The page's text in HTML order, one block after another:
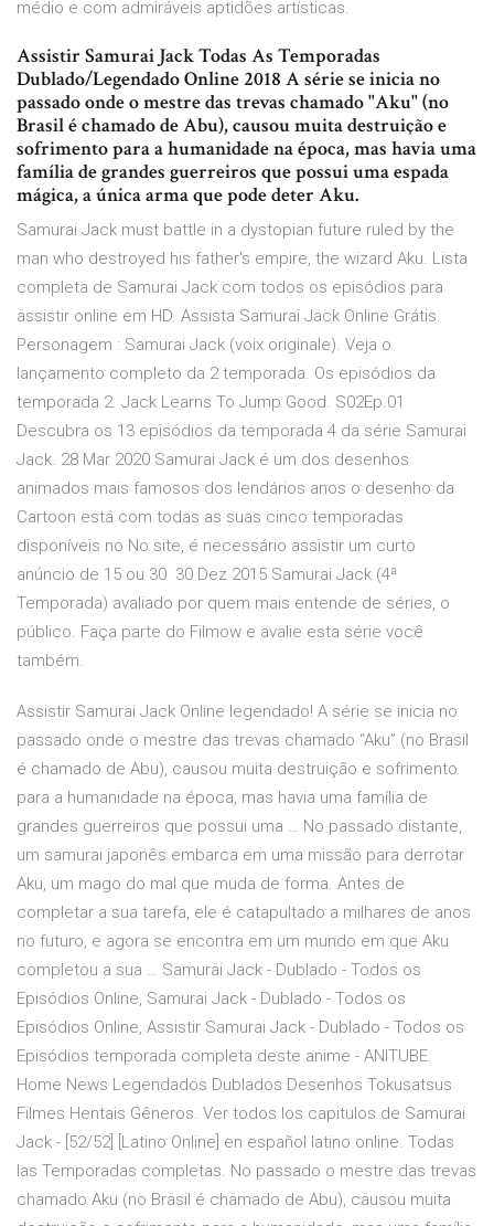
médio e com admiráveis aptidões artísticas.
Assistir Samurai Jack Todas As Temporadas
Dublado/Legendado Online 2018 A série se inicia no
passado onde o mestre das trevas chamado "Aku" (no
Brasil é chamado de Abu), causou muita destruição e
sofrimento para a humanidade na época, mas havia uma
família de grandes guerreiros que possui uma espada
mágica, a única arma que pode deter Aku.
Samurai Jack must battle in a dystopian future ruled by the
man who destroyed his father's empire, the wizard Aku. Lista
completa de Samurai Jack com todos os episódios para
assistir online em HD. Assista Samurai Jack Online Grátis.
Personagem : Samurai Jack (voix originale). Veja o
lançamento completo da 2 temporada. Os episódios da
temporada 2. Jack Learns To Jump Good. S02Ep.01
Descubra os 13 episódios da temporada 4 da série Samurai
Jack. 28 Mar 2020 Samurai Jack é um dos desenhos
animados mais famosos dos lendários anos o desenho da
Cartoon está com todas as suas cinco temporadas
disponíveis no No site, é necessário assistir um curto
anúncio de 15 ou 30 30 Dez 2015 Samurai Jack (4ª
Temporada) avaliado por quem mais entende de séries, o
público. Faça parte do Filmow e avalie esta série você
também.
Assistir Samurai Jack Online legendado! A série se inicia no
passado onde o mestre das trevas chamado “Aku” (no Brasil
é chamado de Abu), causou muita destruição e sofrimento
para a humanidade na época, mas havia uma família de
grandes guerreiros que possui uma … No passado distante,
um samurai japonês embarca em uma missão para derrotar
Aku, um mago do mal que muda de forma. Antes de
completar a sua tarefa, ele é catapultado a milhares de anos
no futuro, e agora se encontra em um mundo em que Aku
completou a sua … Samurai Jack - Dublado - Todos os
Episódios Online, Samurai Jack - Dublado - Todos os
Episódios Online, Assistir Samurai Jack - Dublado - Todos os
Episódios temporada completa deste anime - ANITUBE.
Home News Legendados Dublados Desenhos Tokusatsus
Filmes Hentais Gêneros. Ver todos los capitulos de Samurai
Jack - [52/52] [Latino Online] en español latino online. Todas
las Temporadas completas. No passado o mestre das trevas
chamado Aku (no Brasil é chamado de Abu), causou muita